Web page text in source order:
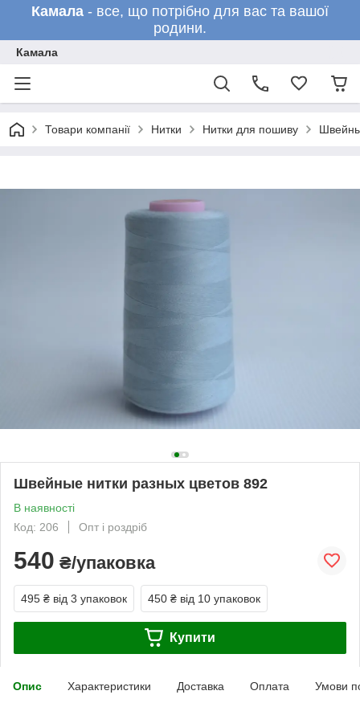
Камала - все, що потрібно для вас та вашої
родини.
Камала
Товари компанії Нитки Нитки для пошиву
Швейные нитки разных цветов 892
В наявності
Код: 206
Опт і роздріб
540 ₴/упаковка
495 ₴ від 3 упаковок 450 ₴ від 10 упаковок
Купити
Опис Характеристики Доставка Оплата Умови